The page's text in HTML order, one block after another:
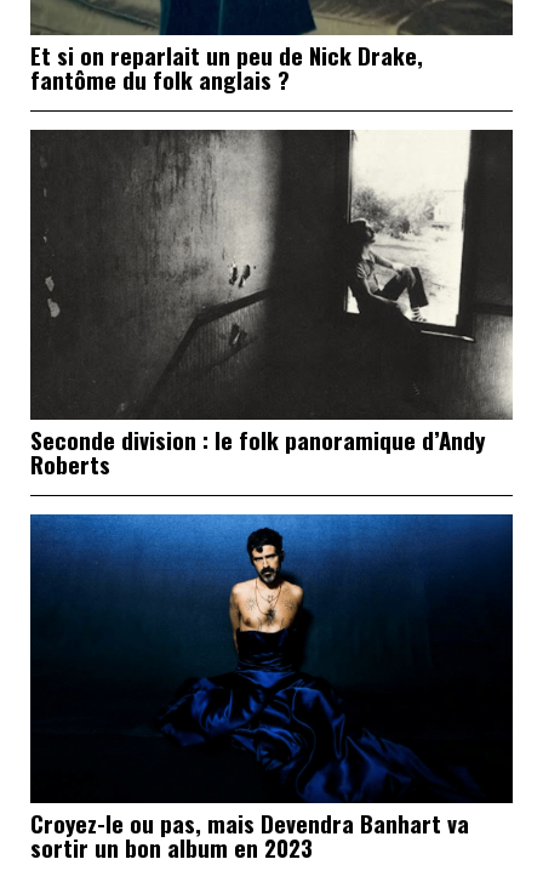
Et si on reparlait un peu de Nick Drake,
fantôme du folk anglais ?
Seconde division : le folk panoramique d’Andy
Roberts
Croyez-le ou pas, mais Devendra Banhart va
sortir un bon album en 2023